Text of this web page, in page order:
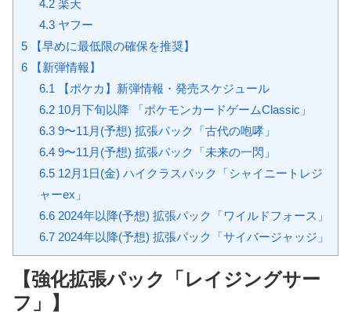
4.2楽天
4.3ヤフー
5 【早めに最低限の確保を推奨】
6 【新弾情報】
6.1 【ポケカ】新弾情報・発売スケジュール
6.210月下旬以降 「ポケモンカードゲームClassic」
6.39〜11月(予想) 拡張パック「古代の咆哮」
6.49〜11月(予想) 拡張パック「未来の一閃」
6.512月1日(金) ハイクラスパック「シャイニートレジ
ャーex」
6.62024年以降(予想) 拡張パック「ワイルドフォース」
6.72024年以降(予想) 拡張パック「サイバージャッジ」
【強化拡張パック「レイジングサー
フ」】